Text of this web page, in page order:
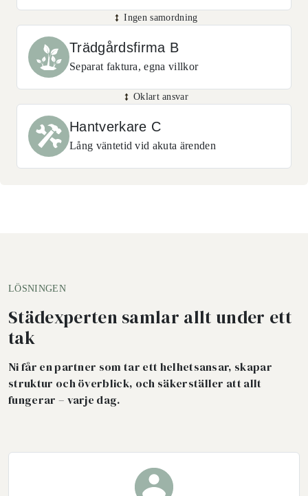
Ingen samordning
Trädgårdsfirma B
Separat faktura, egna villkor
Oklart ansvar
Hantverkare C
Lång väntetid vid akuta ärenden
LÖSNINGEN
Städexperten samlar allt under ett
tak
Ni får en partner som tar ett helhetsansar, skapar
struktur och överblick, och säkerställer att allt
fungerar – varje dag.